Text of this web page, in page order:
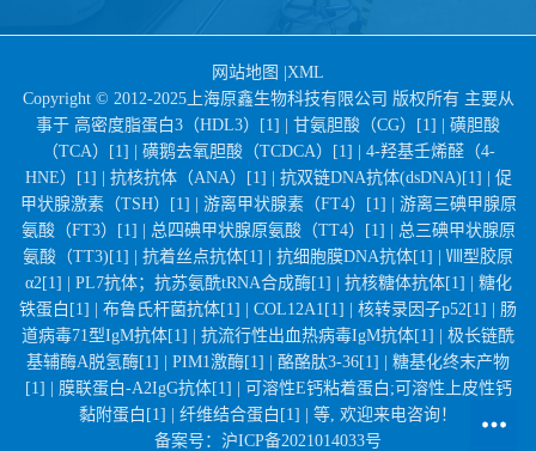
网站地图
XML
Copyright © 2012-2025上海原鑫生物科技有限公司 版权所有 主要从
事于 高密度脂蛋白3（HDL3）[1] | 甘氨胆酸（CG）[1] | 磺胆酸
（TCA）[1] | 磺鹅去氧胆酸（TCDCA）[1] | 4-羟基壬烯醛（4-
HNE）[1] | 抗核抗体（ANA）[1] | 抗双链DNA抗体(dsDNA)[1] | 促
甲状腺激素（TSH）[1] | 游离甲状腺素（FT4）[1] | 游离三碘甲腺原
氨酸（FT3）[1] | 总四碘甲状腺原氨酸（TT4）[1] | 总三碘甲状腺原
氨酸（TT3)[1] | 抗着丝点抗体[1] | 抗细胞膜DNA抗体[1] | Ⅷ型胶原
α2[1] | PL7抗体；抗苏氨酰tRNA合成酶[1] | 抗核糖体抗体[1] | 糖化
铁蛋白[1] | 布鲁氏杆菌抗体[1] | COL12A1[1] | 核转录因子p52[1] | 肠
道病毒71型IgM抗体[1] | 抗流行性出血热病毒IgM抗体[1] | 极长链酰
基辅酶A脱氢酶[1] | PIM1激酶[1] | 酪酪肽3-36[1] | 糖基化终末产物
[1] | 膜联蛋白-A2IgG抗体[1] |
可溶性E钙粘着蛋白;可溶性上皮性钙
黏附蛋白[1] | 纤维结合蛋白[1] | 等, 欢迎来电咨询！
备案号： 沪ICP备2021014033号